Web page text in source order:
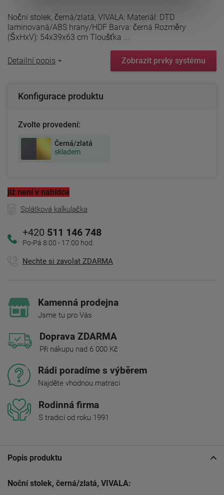
Noční stolek, černá/zlatá, VIVALA: Materiál: DTD
laminovaná/ABS hrany/HDF Barva: černá Rozměry
(ŠxHxV): 54x39x63 cm Tloušťka ...
Detailní popis Zobrazit prvky systému
Konfigurace produktu
Zvolte provedení:
Černá/zlatá
skladem
již není v nabídce
Splátková kalkulačka
+420 511 146 748
Po-Pá 8:00 - 17:00 hod.
Nechte si zavolat ZDARMA
Kamenná prodejna
Jsme tu pro Vás
Doprava ZDARMA
Při nákupu nad 6 000 Kč
Rádi poradíme s výběrem
Najděte vhodnou matraci
Rodinná firma
S tradicí od roku 1991
Popis produktu
Noční stolek, černá/zlatá, VIVALA: